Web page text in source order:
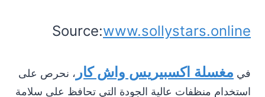
Source:www.sollystars.online
في مغسلة اكسبيريس واش كار ، نحرص على
استخدام منظفات عالية الجودة التي تحافظ على سلامة